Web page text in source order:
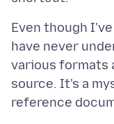
Even though
have never
various formats
source. It's a